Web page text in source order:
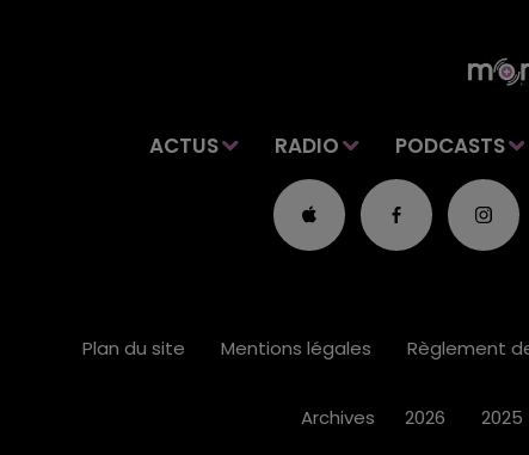
ACTUS RADIO PODCASTS
Plan du site Mentions légales Règlement
Archives 2026 2025